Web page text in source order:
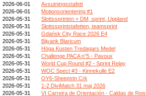
2026-06-01
Avsutningsstafett
2026-06-01
Motionsorientering #1
2026-05-31
Slottssprinten + DM, sprint, Uppland
2026-05-31
Slottssprintstafetten, teamsprint
2026-05-31
Gdańsk City Race 2026 E4
2026-05-31
Bijvank Blaricum
2026-05-31
Höga Kusten Tredagars Medel
2026-05-31
Challenge PACA n°5 - Pavoux
2026-05-31
World Cup Round #2 - Sprint Relay
2026-05-31
WOC Spect #3 - Kinnekulle E2
2026-05-31
OY6-Sheepstn Crk
2026-05-31
1-2 DiviMatch 31 maj 2026
2026-05-31
VI Carreira de Orientación - Caldas de Reis